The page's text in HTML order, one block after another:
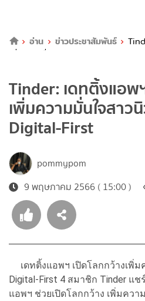
อ่าน
ข่าวประชาสัมพันธ์
เพิ่มความมั่นใจสาวนิวเจน ยุค Digital-
Tinder: เดทติ้งแอพ
เพิ่มความมั่นใจสาว
Digital-First
pommypom
9 พฤษภาคม 2566 ( 15:00 )
เดทติ้งแอพฯ เปิดโลกกว้างเพิ่ม
Digital-First 4 สมาชิก Tinder แ
แอพฯ ช่วยเปิดโลกกว้าง เพิ่มคว